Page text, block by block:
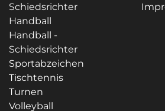
Schiedsrichter
Handball
Handball -
Schiedsrichter
Sportabzeichen
Tischtennis
Turnen
Volleyball